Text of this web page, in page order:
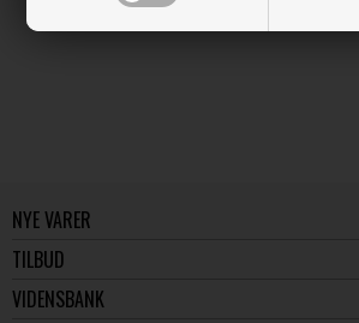
NYE VARER
TILBUD
VIDENSBANK